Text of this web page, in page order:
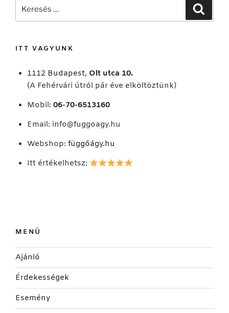
Keresés
ITT VAGYUNK
1112 Budapest, Olt utca 10.
(A Fehérvári útról pár éve elköltöztünk)
Mobil: 06-70-6513160
Email: info@fuggoagy.hu
Webshop: függőágy.hu
Itt értékelhetsz:
MENÜ
Ajánló
Érdekességek
Esemény